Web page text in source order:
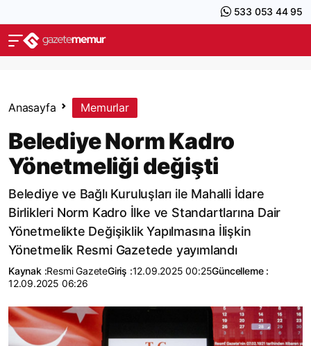
533 053 44 95
Anasayfa Memurlar
Belediye Norm Kadro
Yönetmeliği değişti
Belediye ve Bağlı Kuruluşları ile Mahalli İdare
Birlikleri Norm Kadro İlke ve Standartlarına Dair
Yönetmelikte Değişiklik Yapılmasına İlişkin
Yönetmelik Resmi Gazetede yayımlandı
Kaynak :Resmi GazeteGiriş :12.09.2025 00:25Güncelleme :
12.09.2025 06:26